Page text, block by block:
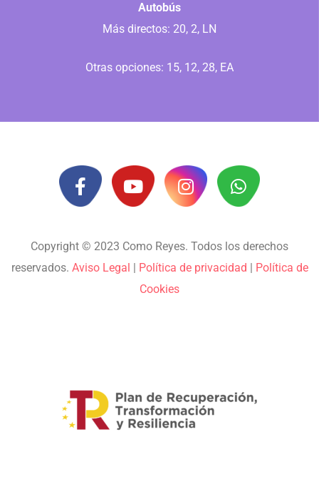
Autobús
Más directos: 20, 2, LN
Otras opciones: 15, 12, 28, EA
Copyright © 2023 Como Reyes. Todos los derechos
reservados. Aviso Legal Política de privacidad
Política de
Cookies